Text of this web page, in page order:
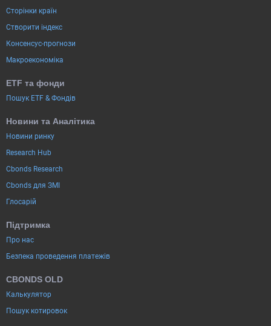
Сторінки країн
Створити індекс
Консенсус-прогнози
Макроекономіка
ETF та фонди
Пошук ETF & Фондів
Новини та Аналітика
Новини ринку
Research Hub
Cbonds Research
Cbonds для ЗМІ
Глосарій
Підтримка
Про нас
Безпека проведення платежів
CBONDS OLD
Калькулятор
Пошук котировок